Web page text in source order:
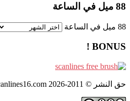
88 ميل في الساعة
88 ميل في الساعة
BONUS !
حق النشر © 2011-2026 Scanlines16.com - جميع الحقوق محفوظة